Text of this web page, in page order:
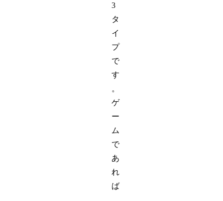
3
タ
イ
プ
で
す
。
ゲ
ー
ム
で
あ
れ
ば